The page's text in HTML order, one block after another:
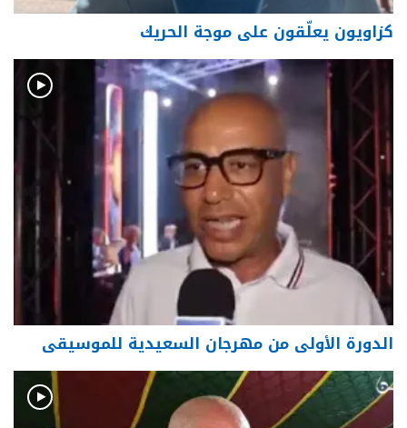
كزاويون يعلّقون على موجة الحريك
الدورة الأولى من مهرجان السعيدية للموسيقى